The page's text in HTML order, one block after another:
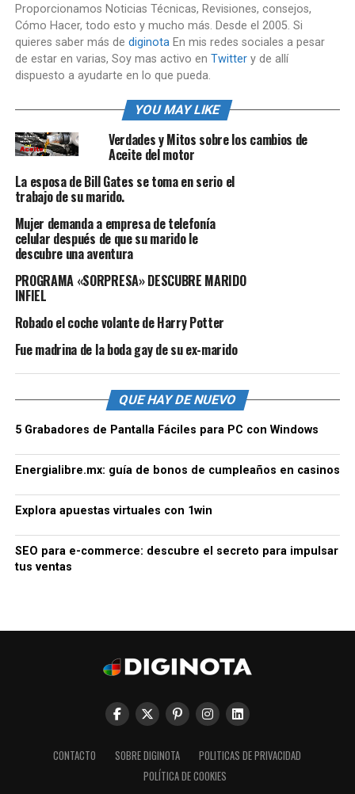
Proporcionamos Noticias Técnicas, Revisiones, consejos,
Cómo Hacer, todo esto y mucho más. Desde el 2005. Si
quieres saber más de diginotaEn mis redes sociales a pesar
de estar en varias, Soy mas activo en Twittery de allí
dispuesto a ayudarte en lo que pueda.
YOU MAY LIKE
Verdades y Mitos sobre los cambios de
Aceite del motor
La esposa de Bill Gates se toma en serio el
trabajo de su marido.
Mujer demanda a empresa de telefonía
celular después de que su marido le
descubre una aventura
PROGRAMA «SORPRESA» DESCUBRE MARIDO
INFIEL
Robado el coche volante de Harry Potter
Fue madrina de la boda gay de su ex-marido
QUE HAY DE NUEVO
5 Grabadores de Pantalla Fáciles para PC con Windows
Energialibre.mx: guía de bonos de cumpleaños en casinos
Explora apuestas virtuales con 1win
SEO para e-commerce: descubre el secreto para impulsar
tus ventas
CONTACTO SOBRE DIGINOTA
POLITICAS DE PRIVACIDAD
POLÍTICA DE COOKIES